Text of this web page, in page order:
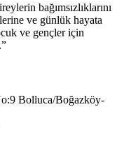
bağımsızlıklarını
ve günlük hayata
ve gençler için
Bolluca/Boğazköy-